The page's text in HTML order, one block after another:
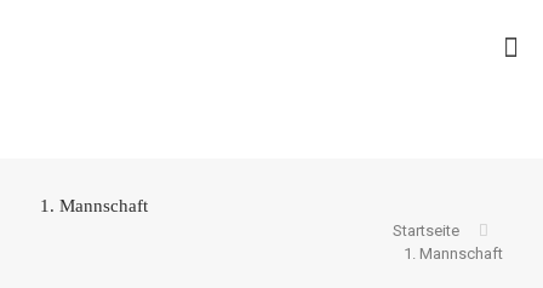
1. Mannschaft
Startseite
1. Mannschaft